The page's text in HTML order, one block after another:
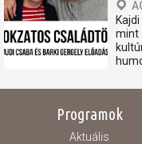
mint
Programok
Aktuális